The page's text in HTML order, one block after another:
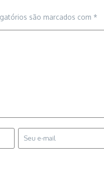
são marcados com *